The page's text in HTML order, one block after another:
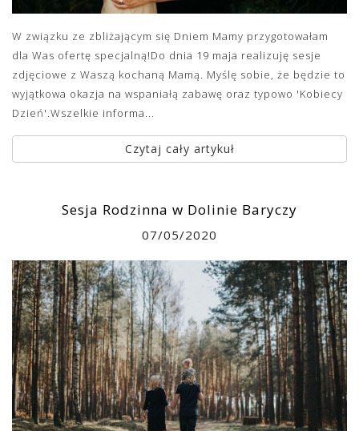
W związku ze zbliżającym się Dniem Mamy przygotowałam
dla Was ofertę specjalną!Do dnia 19 maja realizuję sesje
zdjęciowe z Waszą kochaną Mamą. Myślę sobie, że będzie to
wyjątkowa okazja na wspaniałą zabawę oraz typowo 'Kobiecy
Dzień'.Wszelkie informa...
Czytaj cały artykuł
Sesja Rodzinna w Dolinie Baryczy
07/05/2020